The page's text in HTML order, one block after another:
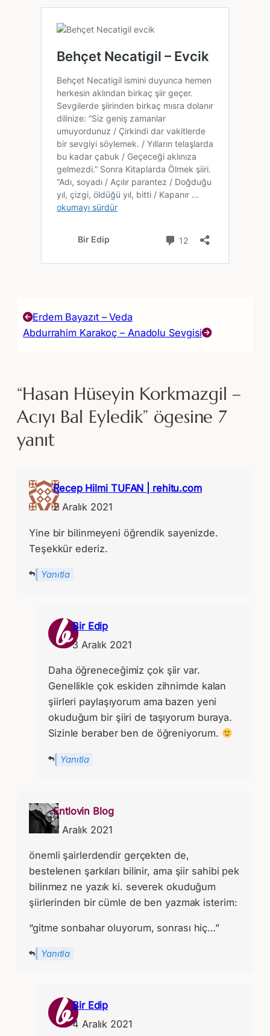
Erdem Bayazıt – Veda
Abdurrahim Karakoç – Anadolu Sevgisi
“Hasan Hüseyin Korkmazgil –
Acıyı Bal Eyledik” ögesine 7
yanıt
Recep Hilmi TUFAN | rehitu.com
2 Aralık 2021
Yine bir bilinmeyeni öğrendik sayenizde.
Teşekkür ederiz.
Yanıtla
Bir Edip
3 Aralık 2021
Daha öğreneceğimiz çok şiir var.
Genellikle çok eskiden zihnimde kalan
şiirleri paylaşıyorum ama bazen yeni
okuduğum bir şiiri de taşıyorum buraya.
Sizinle beraber ben de öğreniyorum.
Yanıtla
Entlovin Blog
3 Aralık 2021
önemli şairlerdendir gerçekten de,
bestelenen şarkıları bilinir, ama şiir sahibi pek
bilinmez ne yazık ki. severek okuduğum
şiirlerinden bir cümle de ben yazmak isterim:
“gitme sonbahar oluyorum, sonrası hiç…”
Yanıtla
Bir Edip
4 Aralık 2021